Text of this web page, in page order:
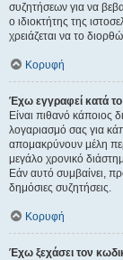
συζητήσεων για να
ο ιδιοκτήτης της
χρειάζεται να το
Κορυφή
Έχω εγγραφεί κατά
Είναι πιθανό κάποιος
λογαριασμό σας για
απομακρύνουν μέλη
μεγάλο χρονικό
Εάν αυτό συμβαίνει,
δημόσιες συζητήσεις.
Κορυφή
Έχω ξεχάσει τον